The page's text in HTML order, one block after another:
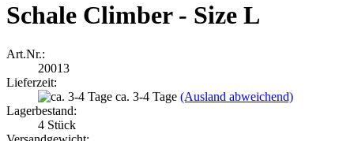
Schale Climber - Size L
Art.Nr.:
20013
Lieferzeit:
ca. 3-4 Tage (Ausland abweichend)
Lagerbestand:
4 Stück